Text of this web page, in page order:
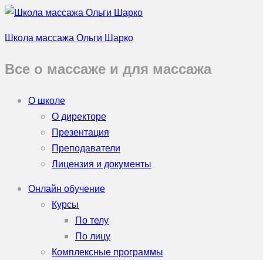
Школа массажа Ольги Шарко
Все о массаже и для массажа
О школе
О директоре
Презентация
Преподаватели
Лицензия и документы
Онлайн обучение
Курсы
По телу
По лицу
Комплексные программы